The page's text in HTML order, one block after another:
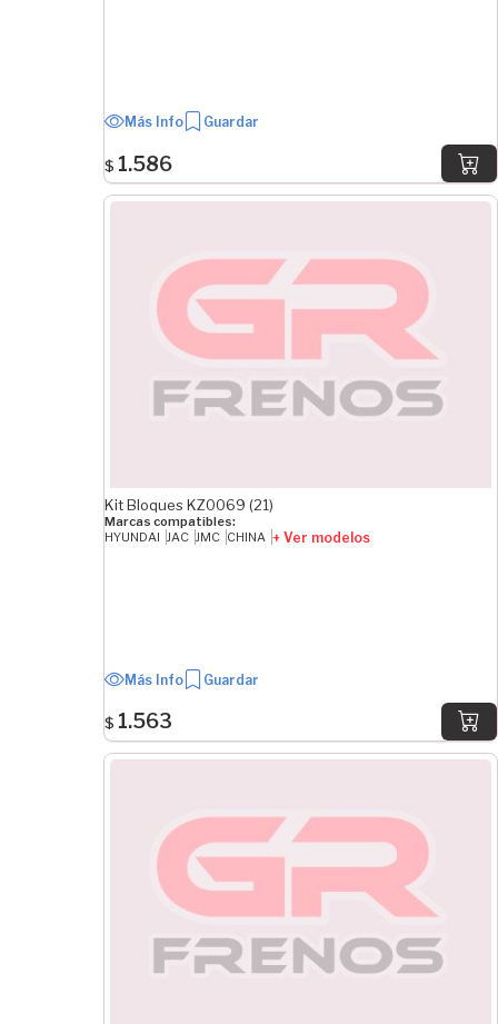
Más Info Guardar
$ 1.586
Kit Bloques KZ0069 (21)
Marcas compatibles:
HYUNDAI JAC JMC CHINA + Ver modelos
Más Info Guardar
$ 1.563